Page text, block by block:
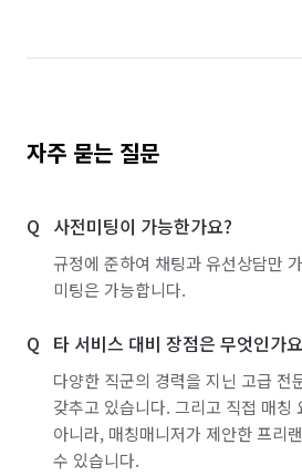
자주 묻는 질문
사전미팅이 가능한가요?
규정에 준하여 채팅과 유선상담만
미팅은 가능합니다.
타 서비스 대비 장점은 무엇인가
다양한 직군의 경력을 지닌 고급 전
갖추고 있습니다. 그리고 직접 매칭
아니라, 매칭매니저가 제안한 프리
수 있습니다.